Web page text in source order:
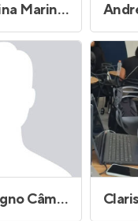
Ana Carolina Marins Delaroli
Carlos Magno Câmara Sarlo